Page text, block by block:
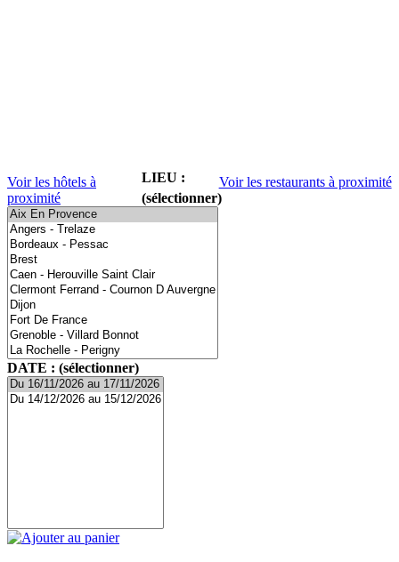
Voir les hôtels à
proximité
Voir les restaurants à proximité
LIEU :
(sélectionner)
DATE : (sélectionner)
Ajouter au panier